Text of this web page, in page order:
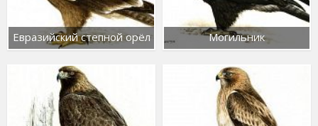
Евразийский степной орёл Могильник